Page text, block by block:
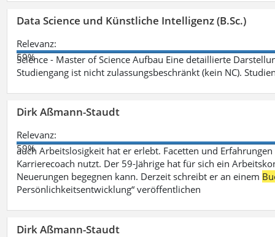
Data Science und Künstliche Intelligenz (B.Sc.)
Relevanz:
59%
Science - Master of Science Aufbau Eine detaillierte
Studiengang ist nicht zulassungsbeschränkt (kein NC).
Dirk Aßmann-Staudt
Relevanz:
59%
auch Arbeitslosigkeit hat er erlebt. Facetten und
Karrierecoach nutzt. Der 59-Jährige hat für sich ein
Neuerungen begegnen kann. Derzeit schreibt er an einem
Persönlichkeitsentwicklung“ veröffentlichen
Dirk Aßmann-Staudt